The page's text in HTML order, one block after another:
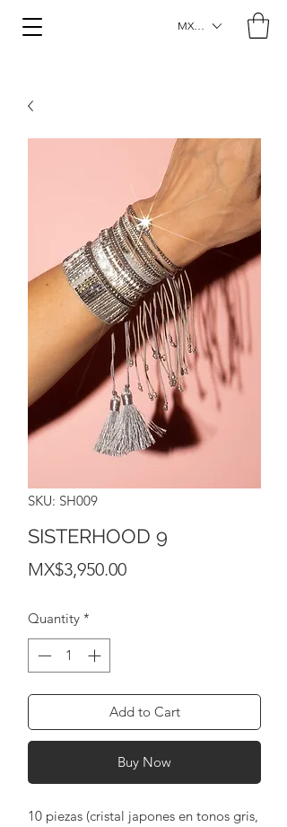
MXN ($)
SKU: SH009
SISTERHOOD 9
MX$3,950.00Price
Quantity *
Add to Cart
Buy Now
10 piezas (cristal japones en tonos gris,